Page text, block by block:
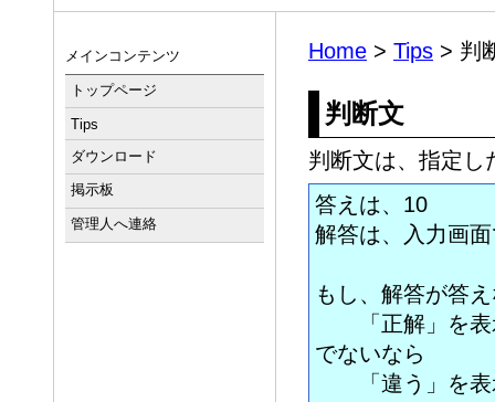
Home > Tips > 判
判断文
判断文は、指定し
答えは、10
解答は、入力画
もし、解答が答
「正解」を表
でないなら
「違う」を表
メインコンテンツ
トップページ
Tips
ダウンロード
掲示板
管理人へ連絡